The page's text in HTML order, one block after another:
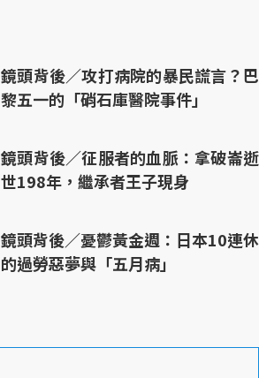
鏡頭背後／攻打病院的暴民謊言？巴
黎五一的「硝石庫醫院事件」
鏡頭背後／征服者的血脈：拿破崙逝
世198年，繼承者王子現身
鏡頭背後／憂鬱黃金週：日本10連休
的過勞惡夢與「五月病」